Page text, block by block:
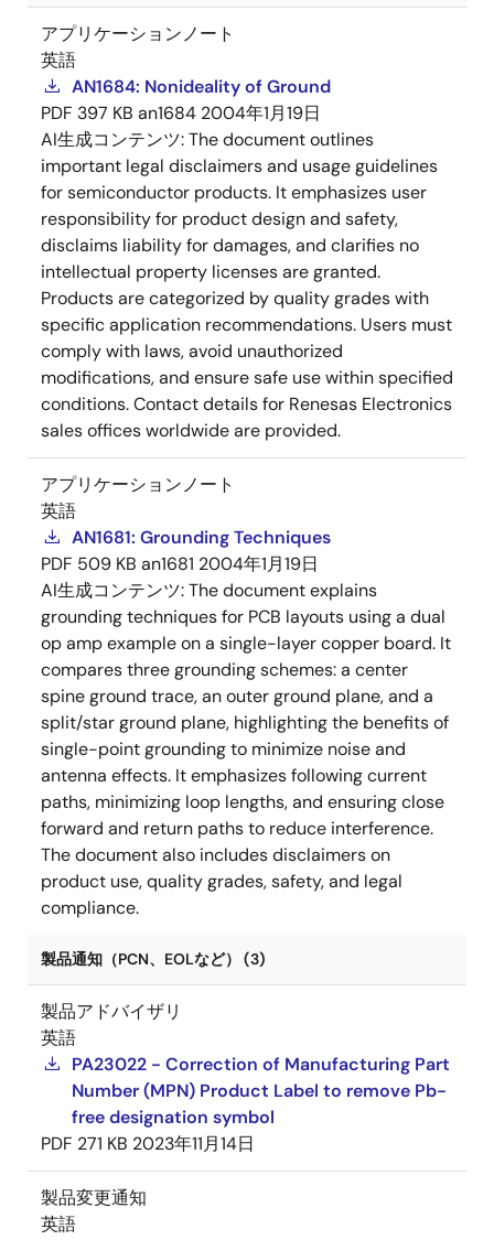
アプリケーションノート
英語
AN1684: Nonideality of Ground
PDF 397 KB an1684 2004年1月19日
AI生成コンテンツ:The document outlines
important legal disclaimers and usage guidelines
for semiconductor products. It emphasizes user
responsibility for product design and safety,
disclaims liability for damages, and clarifies no
intellectual property licenses are granted.
Products are categorized by quality grades with
specific application recommendations. Users must
comply with laws, avoid unauthorized
modifications, and ensure safe use within specified
conditions. Contact details for Renesas Electronics
sales offices worldwide are provided.
アプリケーションノート
英語
AN1681: Grounding Techniques
PDF 509 KB an1681 2004年1月19日
AI生成コンテンツ:The document explains
grounding techniques for PCB layouts using a dual
op amp example on a single-layer copper board. It
compares three grounding schemes: a center
spine ground trace, an outer ground plane, and a
split/star ground plane, highlighting the benefits of
single-point grounding to minimize noise and
antenna effects. It emphasizes following current
paths, minimizing loop lengths, and ensuring close
forward and return paths to reduce interference.
The document also includes disclaimers on
product use, quality grades, safety, and legal
compliance.
製品通知（PCN、EOLなど） (3)
製品アドバイザリ
英語
PA23022 - Correction of Manufacturing Part
Number (MPN) Product Label to remove Pb-
free designation symbol
PDF 271 KB 2023年11月14日
製品変更通知
英語